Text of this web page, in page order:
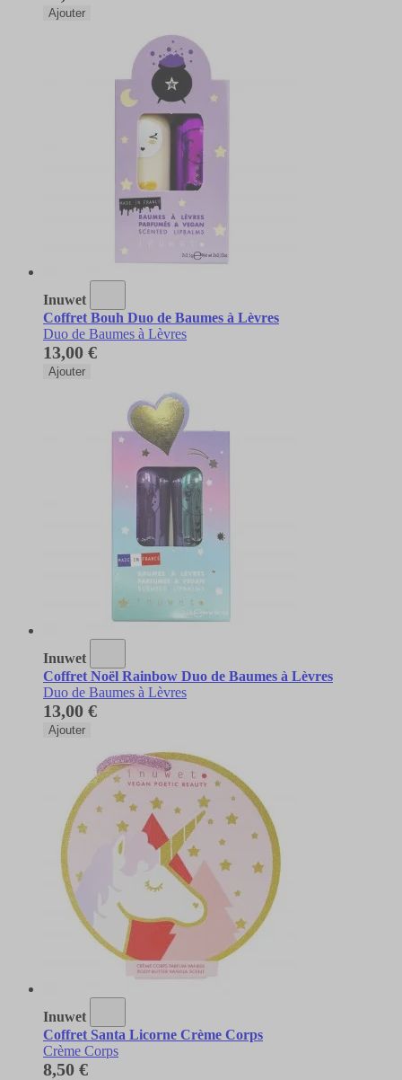
Ajouter
Inuwet
Coffret Bouh Duo de Baumes à Lèvres
Duo de Baumes à Lèvres
13,00 €
Ajouter
Inuwet
Coffret Noël Rainbow Duo de Baumes à Lèvres
Duo de Baumes à Lèvres
13,00 €
Ajouter
Inuwet
Coffret Santa Licorne Crème Corps
Crème Corps
8,50 €